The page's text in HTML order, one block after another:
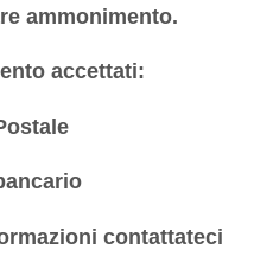
ammonimento.
accettati:
contattateci